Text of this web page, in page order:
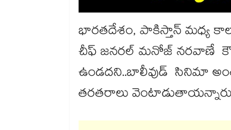
భారతదేశం, పాకిస్తాన్ మధ్య
చీఫ్ జనరల్ మనోజ్ నరవాణే
ఉండదని..బాలీవుడ్ సినిమా
తరతరాలు